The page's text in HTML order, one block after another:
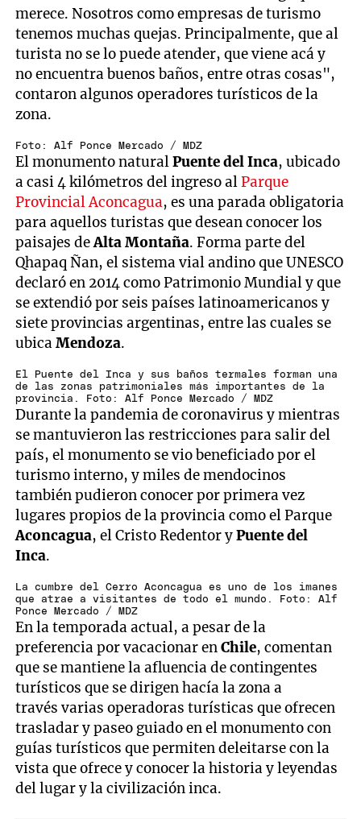
merece. Nosotros como empresas de turismo
tenemos muchas quejas. Principalmente, que al
turista no se lo puede atender, que viene acá y
no encuentra buenos baños, entre otras cosas",
contaron algunos operadores turísticos de la
zona.
Foto: Alf Ponce Mercado / MDZ
El monumento naturalPuente del Inca, ubicado
a casi 4 kilómetros del ingreso alParque
Provincial Aconcagua, es una parada obligatoria
para aquellos turistas que desean conocer los
paisajes deAlta Montaña. Forma parte del
Qhapaq Ñan, el sistema vial andino que UNESCO
declaró en 2014 como Patrimonio Mundial y que
se extendió por seis países latinoamericanos y
siete provincias argentinas, entre las cuales se
ubicaMendoza.
El Puente del Inca y sus baños termales forman una
de las zonas patrimoniales más importantes de la
provincia. Foto: Alf Ponce Mercado / MDZ
Durante la pandemia de coronavirus y mientras
se mantuvieron las restricciones para salir del
país, el monumento se vio beneficiado por el
turismo interno, y miles de mendocinos
también pudieron conocer por primera vez
lugares propios de la provincia como el Parque
Aconcagua, el Cristo Redentor yPuente del
Inca.
La cumbre del Cerro Aconcagua es uno de los imanes
que atrae a visitantes de todo el mundo. Foto: Alf
Ponce Mercado / MDZ
En la temporada actual, a pesar de la
preferencia por vacacionar enChile, comentan
que se mantiene la afluencia de contingentes
turísticos que se dirigen hacía la zona a
través varias operadoras turísticas que ofrecen
trasladar y paseo guiado en el monumento con
guías turísticos que permiten deleitarse con la
vista que ofrece y conocer la historia y leyendas
del lugar y la civilización inca.